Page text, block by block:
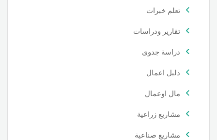
تعلم خبرات
تقارير ودراسات
دراسة جدوى
دليل اعمال
مال اوعمال
مشاريع زراعية
مشاريع صناعية